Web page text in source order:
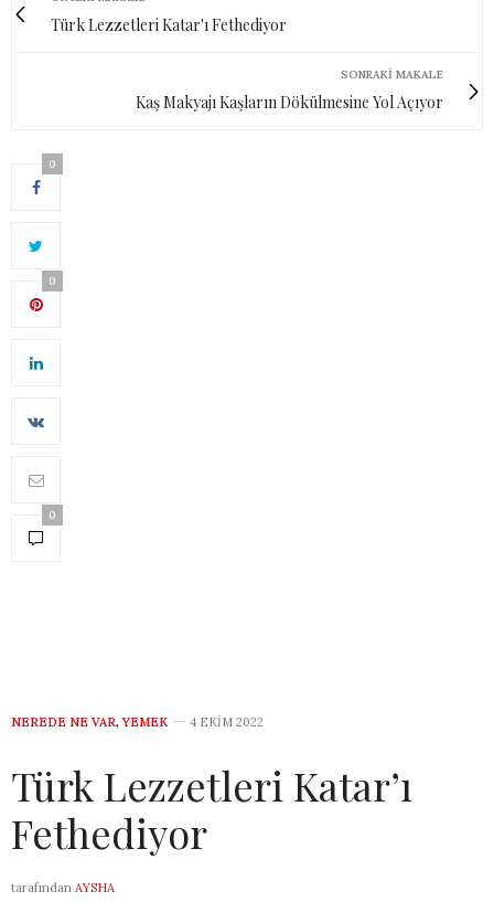
Türk Lezzetleri Katar'ı Fethediyor
SONRAKI MAKALE
Kaş Makyajı Kaşların Dökülmesine Yol Açıyor
0
0
0
NEREDE NE VAR, YEMEK 4 EKIM 2022
Türk Lezzetleri Katar’ı
Fethediyor
tarafından AYSHA